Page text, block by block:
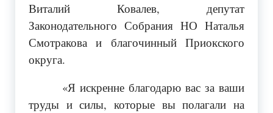
Виталий Ковалев, депутат
Законодательного Собрания НО Наталья
Смотракова и благочинный Приокского
округа.
«Я искренне благодарю вас за ваши
труды и силы, которые вы полагали на